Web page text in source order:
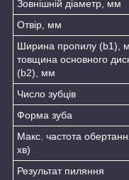
Зовнішній діаметр, мм
Отвір, мм
Ширина пропилу (b1),
товщина основного
(b2), мм
Число зубців
Форма зуба
Макс. частота
хв)
Результат пиляння